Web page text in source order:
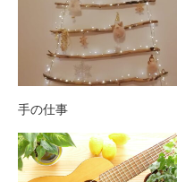
手の仕事